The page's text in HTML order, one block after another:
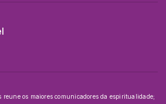
reune os maiores comunicadores da espiritualidade;